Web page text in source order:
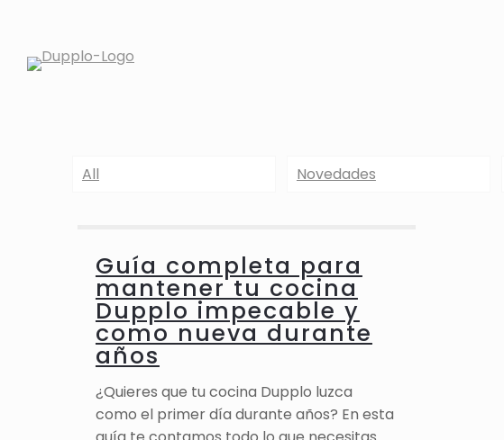
All Novedades
Guía completa para
mantener tu cocina
Dupplo impecable y
como nueva durante
años
¿Quieres que tu cocina Dupplo luzca
como el primer día durante años? En esta